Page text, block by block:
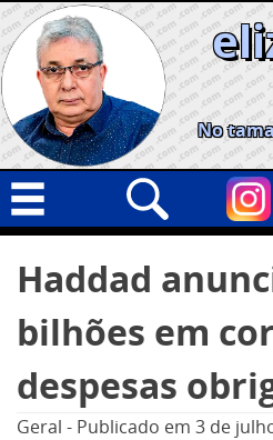
Skip
to
content
No
Geral
Cidades
Política
Nacional
por:
Haddad
bilhões em
despesas
Geral - Publicado em 3 de